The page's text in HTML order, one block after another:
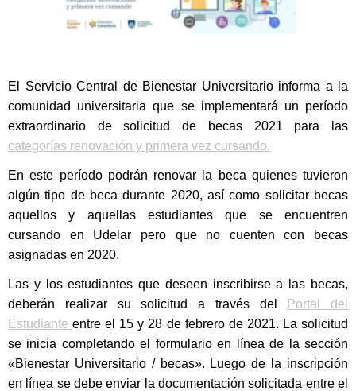
El Servicio Central de Bienestar Universitario informa a la
comunidad universitaria que se implementará un período
extraordinario de solicitud de becas 2021 para las
categorías renovación y primera vez cursando.
En este período podrán renovar la beca quienes tuvieron
algún tipo de beca durante 2020, así como solicitar becas
aquellos y aquellas estudiantes que se encuentren
cursando en Udelar pero que no cuenten con becas
asignadas en 2020.
Las y los estudiantes que deseen inscribirse a las becas,
deberán realizar su solicitud a través del
Portal del
Estudianteentre el 15 y 28 de febrero de 2021. La solicitud
se inicia completando el formulario en línea de la sección
«Bienestar Universitario / becas». Luego de la inscripción
en línea se debe enviar la documentación solicitada entre el